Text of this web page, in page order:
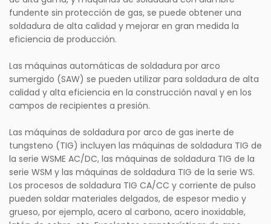
fundente sin protección de gas, se puede obtener una
soldadura de alta calidad y mejorar en gran medida la
eficiencia de producción.
Las máquinas automáticas de soldadura por arco
sumergido (SAW) se pueden utilizar para soldadura de alta
calidad y alta eficiencia en la construcción naval y en los
campos de recipientes a presión.
Las máquinas de soldadura por arco de gas inerte de
tungsteno (TIG) incluyen las máquinas de soldadura TIG de
la serie WSME AC/DC, las máquinas de soldadura TIG de la
serie WSM y las máquinas de soldadura TIG de la serie WS.
Los procesos de soldadura TIG CA/CC y corriente de pulso
pueden soldar materiales delgados, de espesor medio y
grueso, por ejemplo, acero al carbono, acero inoxidable,